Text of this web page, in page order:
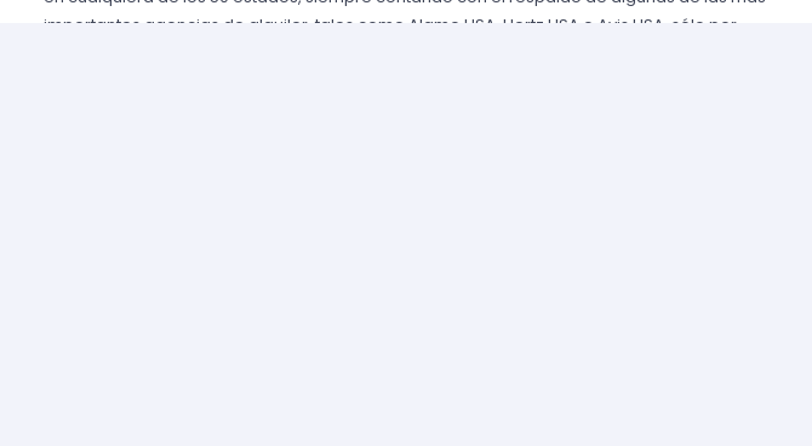
importantes agencias de alquiler, tales como Alamo USA, Hertz USA o Avis USA, sólo por